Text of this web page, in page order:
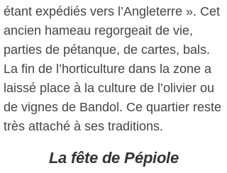
étant expédiés vers l’Angleterre ». Cet
ancien hameau regorgeait de vie,
parties de pétanque, de cartes, bals.
La fin de l’horticulture dans la zone a
laissé place à la culture de l’olivier ou
de vignes de Bandol. Ce quartier reste
très attaché à ses traditions.
La fête de Pépiole